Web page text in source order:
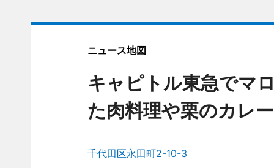
ニュース地図
キャピトル東急でマ
た肉料理や栗のカレ
千代田区永田町2-10-3